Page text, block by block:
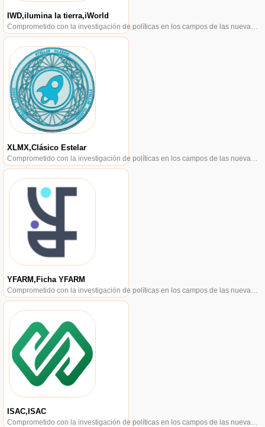
IWD,ilumina la tierra,iWorld
XLMX,Clásico Estelar
YFARM,Ficha YFARM
Comprometido con la investigación de políticas en los campos de las nuevas finanzas, las finanzas internacionales y los mercados financieros.
ISAC,ISAC
Comprometido con la investigación de políticas en los campos de las nuevas finanzas, las finanzas internacionales y los mercados financieros.